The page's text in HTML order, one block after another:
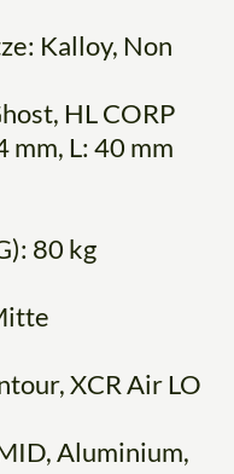
Kalloy, Non
HL CORP
L: 40 mm
80 kg
XCR Air LO
Aluminium,